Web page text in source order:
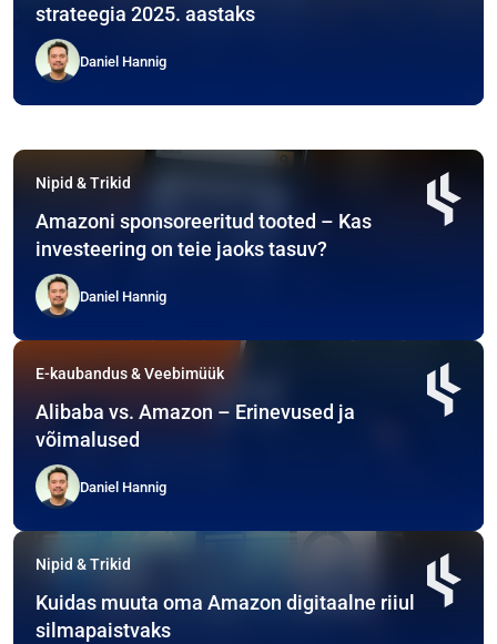
strateegia 2025. aastaks
Daniel Hannig
Nipid & Trikid
Amazoni sponsoreeritud tooted – Kas
investeering on teie jaoks tasuv?
Daniel Hannig
E-kaubandus & Veebimüük
Alibaba vs. Amazon – Erinevused ja
võimalused
Daniel Hannig
Nipid & Trikid
Kuidas muuta oma Amazon digitaalne riiul
silmapaistvaks